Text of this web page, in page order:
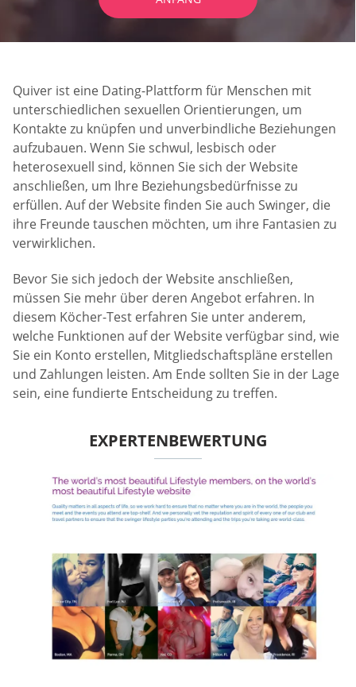
Quiver ist eine Dating-Plattform für Menschen mit
unterschiedlichen sexuellen Orientierungen, um
Kontakte zu knüpfen und unverbindliche Beziehungen
aufzubauen. Wenn Sie schwul, lesbisch oder
heterosexuell sind, können Sie sich der Website
anschließen, um Ihre Beziehungsbedürfnisse zu
erfüllen. Auf der Website finden Sie auch Swinger, die
ihre Freunde tauschen möchten, um ihre Fantasien zu
verwirklichen.
Bevor Sie sich jedoch der Website anschließen,
müssen Sie mehr über deren Angebot erfahren. In
diesem Köcher-Test erfahren Sie unter anderem,
welche Funktionen auf der Website verfügbar sind, wie
Sie ein Konto erstellen, Mitgliedschaftspläne erstellen
und Zahlungen leisten. Am Ende sollten Sie in der Lage
sein, eine fundierte Entscheidung zu treffen.
EXPERTENBEWERTUNG